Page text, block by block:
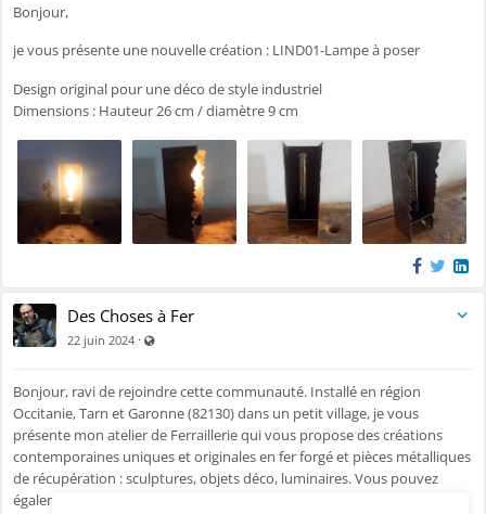
Bonjour,
je vous présente une nouvelle création : LIND01-Lampe à poser
Design original pour une déco de style industriel
Dimensions : Hauteur 26 cm / diamètre 9 cm
Des Choses à Fer
22 juin 2024 ·
Bonjour, ravi de rejoindre cette communauté. Installé en région
Occitanie, Tarn et Garonne (82130) dans un petit village, je vous
présente mon atelier de Ferraillerie qui vous propose des créations
contemporaines uniques et originales en fer forgé et pièces métalliques
de récupération : sculptures, objets déco, luminaires. Vous pouvez
également me faire part de vos projets ou idées pour un travail sur